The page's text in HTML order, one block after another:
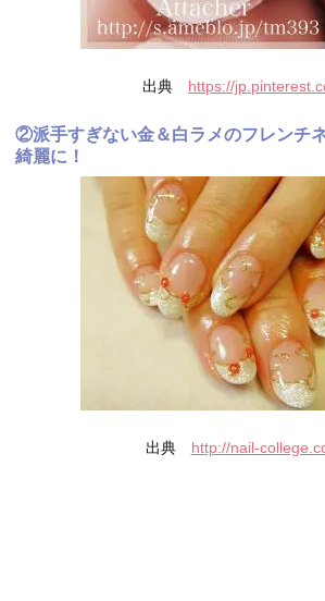
出典 https://
②派手すぎない金＆白ラメのフレンチ
綺麗に！
出典 http://nail-